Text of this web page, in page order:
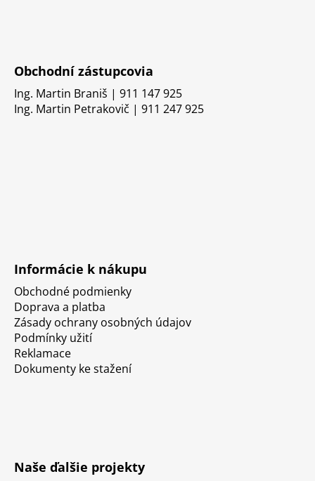
Obchodní zástupcovia
Ing. Martin Braniš | 911 147 925
Ing. Martin Petrakovič | 911 247 925
Informácie k nákupu
Obchodné podmienky
Doprava a platba
Zásady ochrany osobných údajov
Podmínky užití
Reklamace
Dokumenty ke stažení
Naše ďalšie projekty